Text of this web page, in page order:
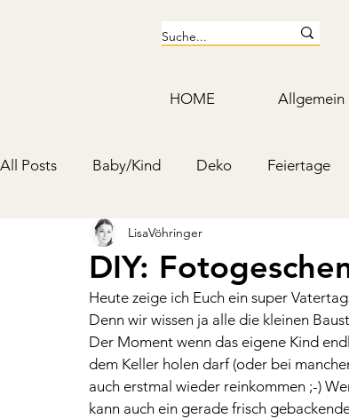
HOME Allgemein
All Posts Baby/Kind Deko Feiertage
Kosmetik & Putzmittel
Mottoparty & Kindergeburtstag
DIY:
LisaVöhringer
Heute zeige ich Euch ein super
Denn wir wissen ja alle die kleinen
Der Moment wenn das eigene Kind
dem Keller holen darf (oder bei
auch erstmal wieder reinkommen ;-)
kann auch ein gerade frisch